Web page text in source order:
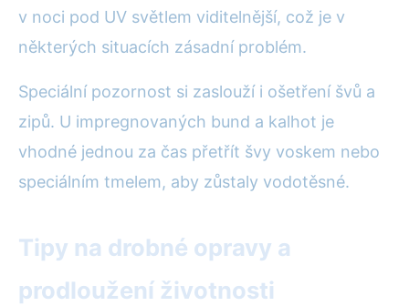
v noci pod UV světlem viditelnější, což je v
některých situacích zásadní problém.
Speciální pozornost si zaslouží i ošetření švů a
zipů. U impregnovaných bund a kalhot je
vhodné jednou za čas přetřít švy voskem nebo
speciálním tmelem, aby zůstaly vodotěsné.
Tipy na drobné opravy a
prodloužení životnosti